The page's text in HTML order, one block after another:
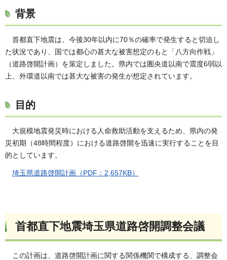
背景
首都直下地震は、今後30年以内に70％の確率で発生すると切迫し
た状況であり、国では都心の甚大な被害想定のもと「八方向作戦」
（道路啓開計画）を策定しました。県内では圏央道以南で震度6弱以
上、外環道以南では甚大な被害の発生が想定されています。
目的
大規模地震発災時における人命救助活動を支えるため、県内の発
災初期（48時間程度）における道路啓開を迅速に実行することを目
的としています。
埼玉県道路啓開計画（PDF：2,657KB）
首都直下地震埼玉県道路啓開調整会議
この計画は、道路啓開計画に関する関係機関で構成する、調整会